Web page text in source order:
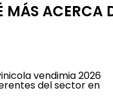
MÁS ACERCA